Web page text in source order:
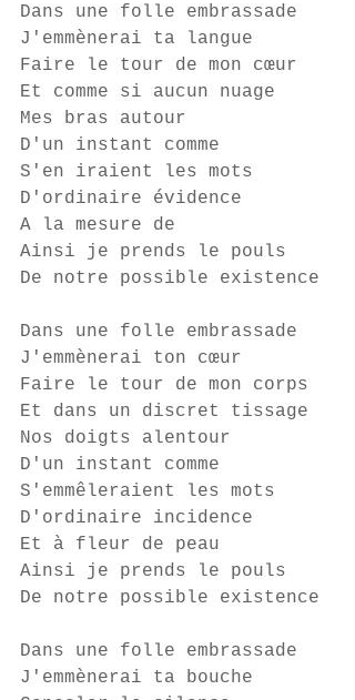
Dans une folle embrassade
J'emmènerai ta langue
Faire le tour de mon cœur
Et comme si aucun nuage
Mes bras autour
D'un instant comme
S'en iraient les mots
D'ordinaire évidence
A la mesure de
Ainsi je prends le pouls
De notre possible existence
Dans une folle embrassade
J'emmènerai ton cœur
Faire le tour de mon corps
Et dans un discret tissage
Nos doigts alentour
D'un instant comme
S'emmêleraient les mots
D'ordinaire incidence
Et à fleur de peau
Ainsi je prends le pouls
De notre possible existence
Dans une folle embrassade
J'emmènerai ta bouche